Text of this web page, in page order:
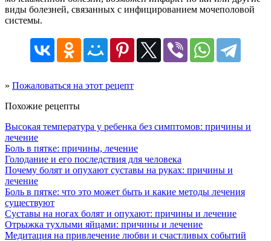
виды болезней, связанных с инфицированием мочеполовой
системы.
» Пожаловаться на этот рецепт
Похожие рецепты
Высокая температура у ребенка без симптомов: причины и
лечение
Боль в пятке: причины, лечение
Голодание и его последствия для человека
Почему болят и опухают суставы на руках: причины и
лечение
Боль в пятке: что это может быть и какие методы лечения
существуют
Суставы на ногах болят и опухают: причины и лечение
Отрыжка тухлыми яйцами: причины и лечение
Медитация на привлечение любви и счастливых событий